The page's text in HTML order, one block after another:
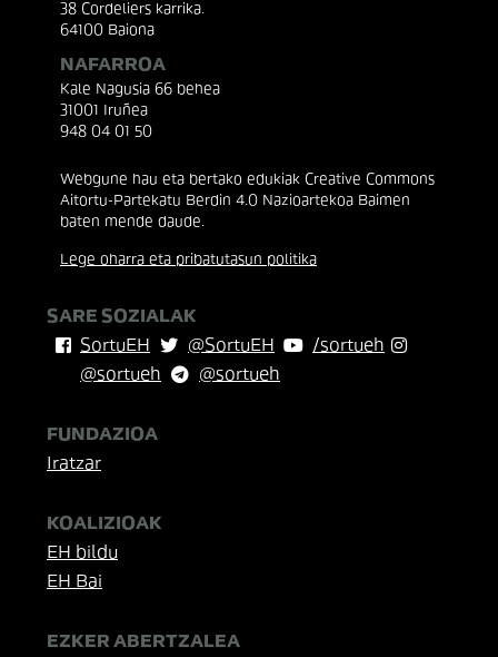
38 Cordeliers karrika.
64100 Baiona
NAFARROA
Kale Nagusia 66 behea
31001 Iruñea
948 04 01 50
Webgune hau eta bertako edukiak Creative Commons
Aitortu-Partekatu Berdin 4.0 Nazioartekoa Baimen
baten mende daude.
Lege oharra eta pribatutasun politika
SARE SOZIALAK
SortuEH
@SortuEH
/sortueh
@sortueh
@sortueh
FUNDAZIOA
Iratzar
KOALIZIOAK
EH bildu
EH Bai
EZKER ABERTZALEA